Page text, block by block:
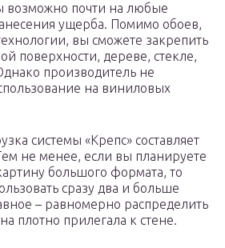
возможно почти на любые
ущерба. Помимо обоев,
вы сможете закрепить
поверхности, дереве, стекле,
производитель не
на виниловых
системы «Крепс» составляет
не менее, если вы планируете
большого формата, то
сразу два и больше
– равномерно распределить
плотно прилегала к стене.